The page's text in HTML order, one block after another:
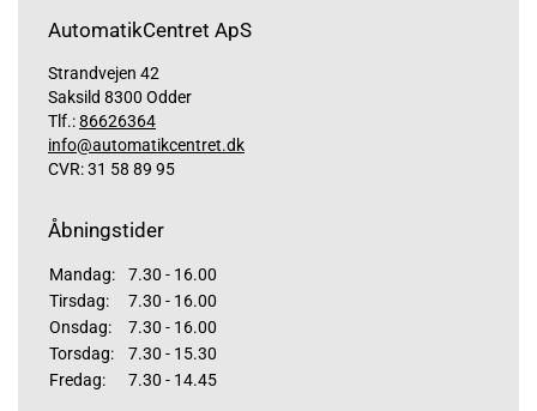
AutomatikCentret ApS
Strandvejen 42
Saksild 8300 Odder
Tlf.:86626364
info@automatikcentret.dk
CVR: 31 58 89 95
Åbningstider
Mandag:
7.30 - 16.00
Tirsdag:
7.30 - 16.00
Onsdag:
7.30 - 16.00
Torsdag:
7.30 - 15.30
Fredag:
7.30 - 14.45